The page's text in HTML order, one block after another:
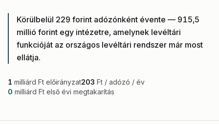
Körülbelül 229 forint adózónként évente — 915,5
millió forint egy intézetre, amelynek levéltári
funkcióját az országos levéltári rendszer már most
ellátja.
1 milliárd Ft előirányzat203 Ft / adózó / év
0 milliárd Ft első évi megtakarítás